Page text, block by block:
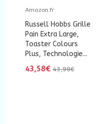
Amazon.fr
Russell Hobbs Grille
Pain Extra Large,
Toaster Colours
Plus, Technologie...
43,58€ 43,99€